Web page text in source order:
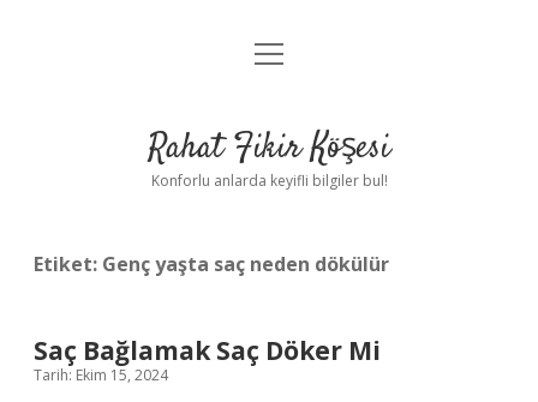
Anasayfa
Yasal Uyarı
menüyü
Rahat Fikir Köşesi
Konforlu anlarda keyifli bilgiler bul!
Etiket: Genç yaşta saç neden dökülür
Saç Bağlamak Saç Döker Mi
Tarih: Ekim 15, 2024